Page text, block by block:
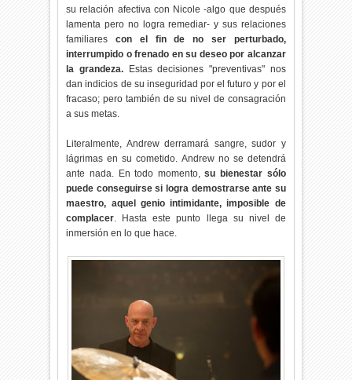
su relación afectiva con Nicole -algo que después
lamenta pero no logra remediar- y sus relaciones
familiarescon el fin de no ser perturbado,
interrumpido o frenado en su deseo por alcanzar
la grandeza. Estas decisiones "preventivas" nos
dan indicios de su inseguridad por el futuro y por el
fracaso; pero también de su nivel de consagración
a sus metas.
Literalmente, Andrew derramará sangre, sudor y
lágrimas en su cometido. Andrew no se detendrá
ante nada. En todo momento,su bienestar sólo
puede conseguirse si logra demostrarse ante su
maestro, aquel genio intimidante, imposible de
complacer. Hasta este punto llega su nivel de
inmersión en lo que hace.